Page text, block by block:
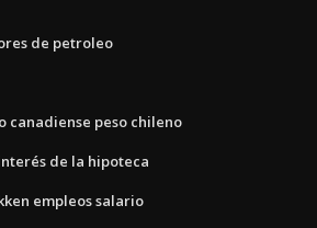
de petroleo
canadiense peso chileno
de la hipoteca
empleos salario